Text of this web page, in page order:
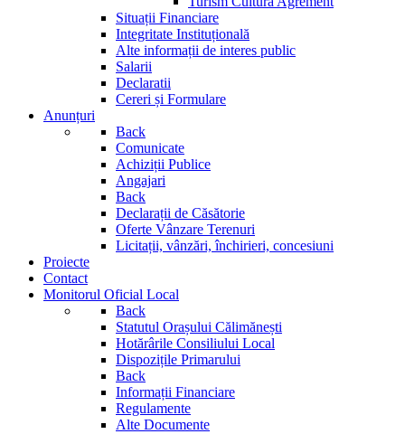
Situații Financiare
Integritate Instituțională
Alte informații de interes public
Salarii
Declaratii
Cereri și Formulare
Anunțuri
Back
Comunicate
Achiziții Publice
Angajari
Back
Declarații de Căsătorie
Oferte Vânzare Terenuri
Licitații, vânzări, închirieri, concesiuni
Proiecte
Contact
Monitorul Oficial Local
Back
Statutul Orașului Călimănești
Hotărârile Consiliului Local
Dispozițile Primarului
Back
Informații Financiare
Regulamente
Alte Documente